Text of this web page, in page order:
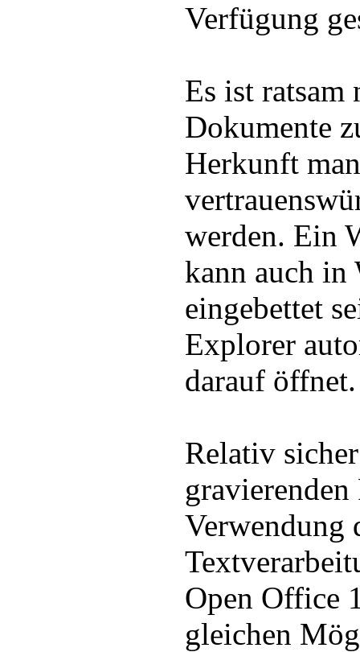
Verfügung
Es ist ratsam
Dokumente
Herkunft
werden. Ein
kann auch in
eingebettet
Explorer
darauf öffnet.
Relativ
Verwendung
Open Office
gleichen